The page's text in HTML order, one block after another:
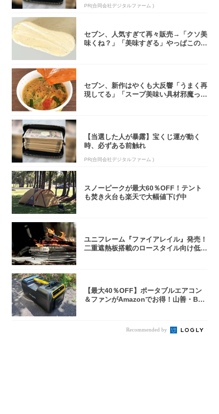
PR(合同会社デジタルファーム )
セブン、人気すぎて再々販売→「クソ美
味くね？」「美味すぎる」やっぱこのク
セブン、新作はやくも大反響「うまく再
現してる」「スープ美味い具材邪魔って
【当選した人が暴露】宝くじ運が動く
時、必ずある前触れ
PR(合同会社デジタルファーム )
スノーピークが最大60％OFF！テント
も焚き火台も楽天で大幅値下げ中
ユニフレーム『ファイアレイル』発売！
二重遮熱板搭載のロースタイル向け低型
【最大40％OFF】ポータブルエアコン
＆ファンがAmazonでお得！山善・Bo
Recommended by